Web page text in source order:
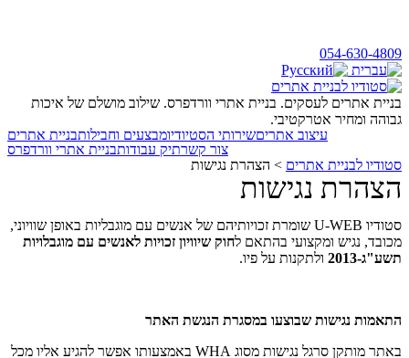
054-630-4809
בניית אתרים לעסקים. בניית אתרי וורדפרס. שילוב מושלם של איכות
גבוהה ומחיר אטרקטיבי.
בניית אתריםמבצעים וחבילותשירותי הסטיודיועיצוב אתרים
בניית אתרי וורדפרסתיק עבודותצור קשר
סטודיו לבניית אתרים > הצהרת נגישות
הצהרת נגישות
סטודיו U-WEB שומרת זכויותיהם של אנשים עם מוגבליות באופן שוויוני,
מכובד, נגיש ומקצועי בהתאם לחוק שיוויון זכויות לאנשים עם מוגבלויות
תשע"ג-2013
ולתקנות על פיו.
התאמות נגישות שבוצעו במסגרת הנגשת האתר
באתר מותקן סרגל נגישות מסוג WHA באמצעותו אפשר להגיע אליו מכל